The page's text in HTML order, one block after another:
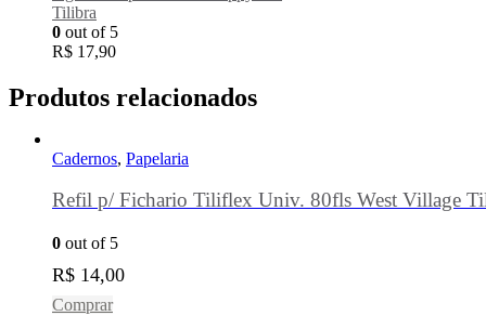
Tilibra
0 out of 5
R$ 17,90
Produtos relacionados
Cadernos, Papelaria
Refil p/ Fichario Tiliflex Univ. 80fls West Village
0 out of 5
R$ 14,00
Comprar